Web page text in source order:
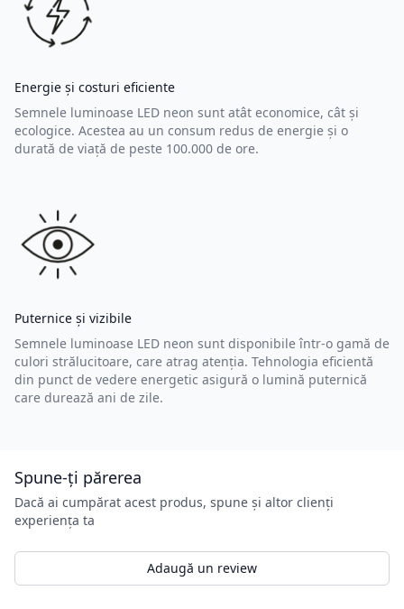
Energie și costuri eficiente
Semnele luminoase LED neon sunt atât economice, cât și
ecologice. Acestea au un consum redus de energie și o
durată de viață de peste 100.000 de ore.
Puternice și vizibile
Semnele luminoase LED neon sunt disponibile într-o gamă de
culori strălucitoare, care atrag atenția. Tehnologia eficientă
din punct de vedere energetic asigură o lumină puternică
care durează ani de zile.
Spune-ți părerea
Dacă ai cumpărat acest produs, spune și altor clienți
experiența ta
Adaugă un review